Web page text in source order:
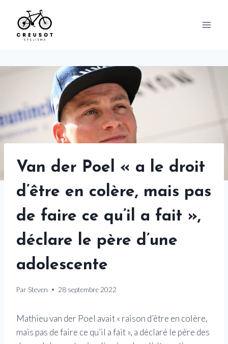
content
Van der Poel « a le droit
d’être en colère, mais pas
de faire ce qu’il a fait »,
déclare le père d’une
adolescente
Par Steven 28 septembre 2022
Mathieu van der Poel avait « raison d’être en colère,
mais pas de faire ce qu’il a fait », a déclaré le père des